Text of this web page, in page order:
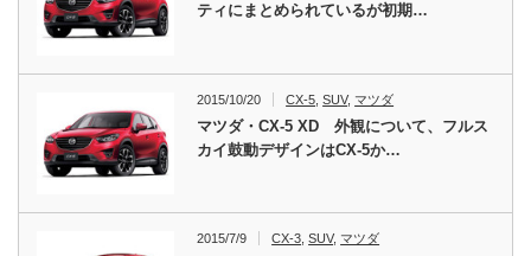
ティにまとめられているが初期…
2015/10/20 CX-5 ,SUV, マツダ
マツダ・CX-5 XD 外観について、フルス
カイ鼓動デザインはCX-5か…
2015/7/9 CX-3 ,SUV, マツダ